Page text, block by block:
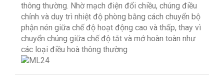
thông thường. Nhờ mạch điện đổi chiều, chúng điều
chỉnh và duy trì nhiệt độ phòng bằng cách chuyển bộ
phận nén giữa chế độ hoạt động cao và thấp, thay vì
chuyển chúng giữa chế độ tắt và mở hoàn toàn như
các loại điều hoà thông thường